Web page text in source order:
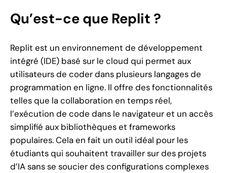
Qu’est-ce que Replit ?
Replit est un environnement de développement
intégré (IDE) basé sur le cloud qui permet aux
utilisateurs de coder dans plusieurs langages de
programmation en ligne. Il offre des fonctionnalités
telles que la collaboration en temps réel,
l’exécution de code dans le navigateur et un accès
simplifié aux bibliothèques et frameworks
populaires. Cela en fait un outil idéal pour les
étudiants qui souhaitent travailler sur des projets
d’IA sans se soucier des configurations complexes